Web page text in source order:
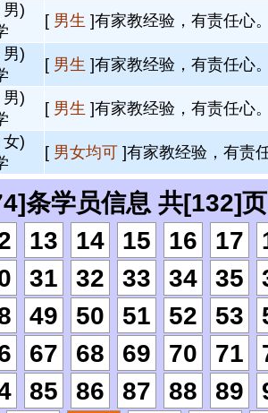
)
[ 男生 ]有家教经验，有责任心
)
[ 男生 ]有家教经验，有责任心
)
[ 男生 ]有家教经验，有责任心
)
[ 男女均可 ]有家教经验，有责
条学员信息 共[132]
13 14 15 16 17
31 32 33 34 35
49 50 51 52 53
67 68 69 70 71
85 86 87 88 89